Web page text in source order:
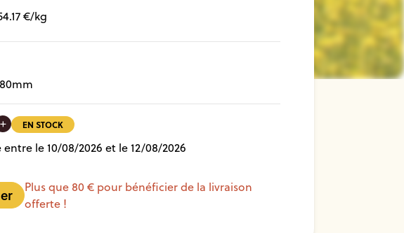
€/kg
80mm
+ EN STOCK
le 10/08/2026 et le 12/08/2026
Plus que 80 € pour bénéficier de la livraison
offerte !